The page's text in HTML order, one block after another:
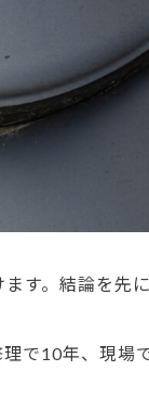
す。結論を先
で10年、現場